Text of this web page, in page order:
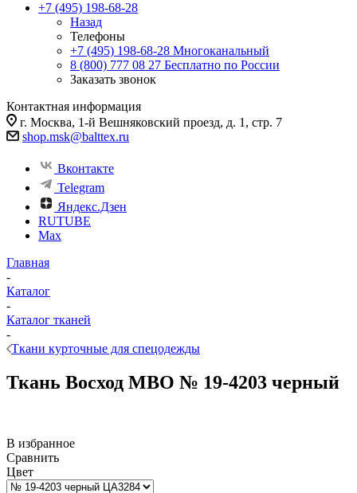
+7 (495) 198-68-28
Назад
Телефоны
+7 (495) 198-68-28 Многоканальный
8 (800) 777 08 27 Бесплатно по России
Заказать звонок
Контактная информация
г. Москва, 1-й Вешняковский проезд, д. 1, стр. 7
shop.msk@balttex.ru
Вконтакте
Telegram
Яндекс.Дзен
RUTUBE
Max
Главная
-
Каталог
-
Каталог тканей
-
Ткани курточные для спецодежды
Ткань Восход МВО № 19-4203 черный
В избранное
Сравнить
Цвет